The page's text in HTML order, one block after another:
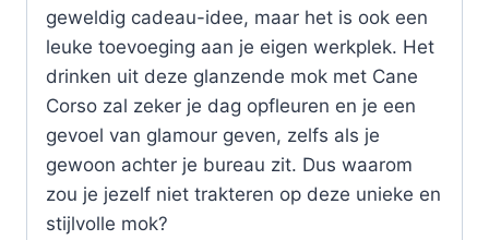
geweldig cadeau-idee, maar het is ook een
leuke toevoeging aan je eigen werkplek. Het
drinken uit deze glanzende mok met Cane
Corso zal zeker je dag opfleuren en je een
gevoel van glamour geven, zelfs als je
gewoon achter je bureau zit. Dus waarom
zou je jezelf niet trakteren op deze unieke en
stijlvolle mok?